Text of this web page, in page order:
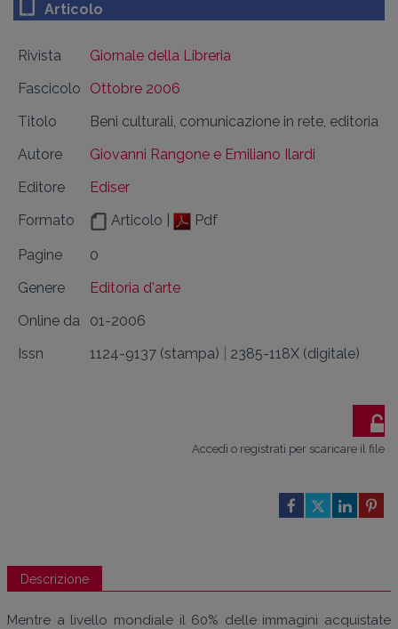
Articolo
Rivista
Giornale della Libreria
Fascicolo
Ottobre 2006
Titolo
Beni culturali, comunicazione in rete, editoria
Autore
Giovanni Rangone e Emiliano Ilardi
Editore
Ediser
Formato
Articolo | Pdf
Pagine
0
Genere
Editoria d'arte
Online da
01-2006
Issn
1124-9137 (stampa) 2385-118X (digitale)
Accedi o registrati per scaricare il file
Descrizione
Mentre a livello mondiale il 60% delle immagini acquistate